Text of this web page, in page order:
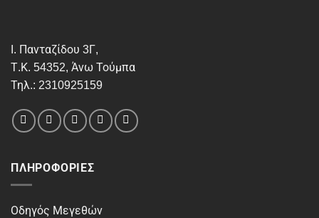
Ι. Πανταζίδου 3Γ,
Τ.Κ. 54352, Άνω Τούμπα
Τηλ.: 2310925159
ΠΛΗΡΟΦΟΡΊΕΣ
Οδηγός Μεγεθών